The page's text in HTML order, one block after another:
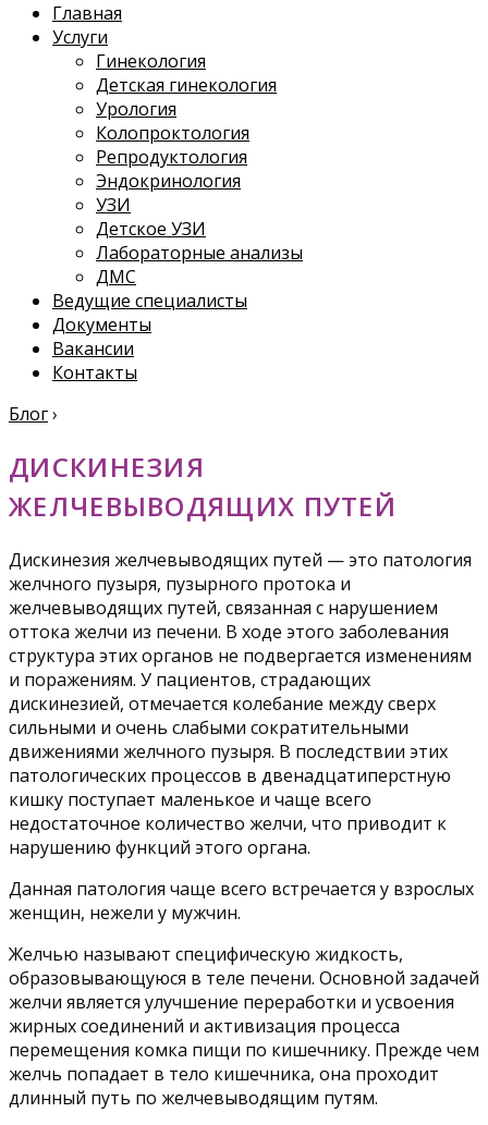
Главная
Услуги
Гинекология
Детская гинекология
Урология
Колопроктология
Репродуктология
Эндокринология
УЗИ
Детское УЗИ
Лабораторные анализы
ДМС
Ведущие специалисты
Документы
Вакансии
Контакты
Блог›
ДИСКИНЕЗИЯ
ЖЕЛЧЕВЫВОДЯЩИХ ПУТЕЙ
Дискинезия желчевыводящих путей — это патология
желчного пузыря, пузырного протока и
желчевыводящих путей, связанная с нарушением
оттока желчи из печени. В ходе этого заболевания
структура этих органов не подвергается изменениям
и поражениям. У пациентов, страдающих
дискинезией, отмечается колебание между сверх
сильными и очень слабыми сократительными
движениями желчного пузыря. В последствии этих
патологических процессов в двенадцатиперстную
кишку поступает маленькое и чаще всего
недостаточное количество желчи, что приводит к
нарушению функций этого органа.
Данная патология чаще всего встречается у взрослых
женщин, нежели у мужчин.
Желчью называют специфическую жидкость,
образовывающуюся в теле печени. Основной задачей
желчи является улучшение переработки и усвоения
жирных соединений и активизация процесса
перемещения комка пищи по кишечнику. Прежде чем
желчь попадает в тело кишечника, она проходит
длинный путь по желчевыводящим путям.